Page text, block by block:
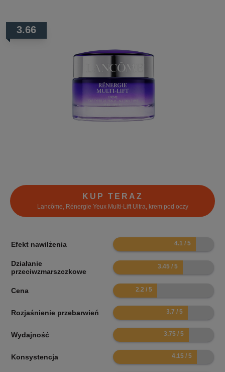
3.66
KUP TERAZ
Lancôme, Rénergie Yeux Multi-Lift Ultra, krem pod oczy
Efekt nawilżenia 8.2
Działanie
przeciwzmarszczkowe
6.9
Cena 4.4
Rozjaśnienie przebarwień 7.4
Wydajność 7.5
Konsystencja 8.3